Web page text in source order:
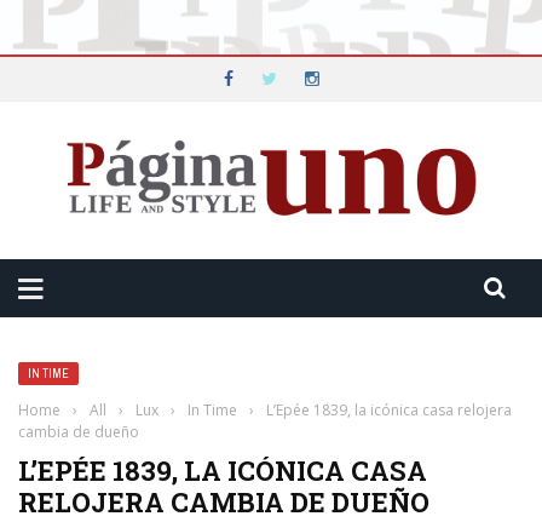
IN TIME
Home › All › Lux › In Time ›
L’Epée 1839, la icónica casa relojera
cambia de dueño
L’EPÉE 1839, LA ICÓNICA CASA
RELOJERA CAMBIA DE DUEÑO